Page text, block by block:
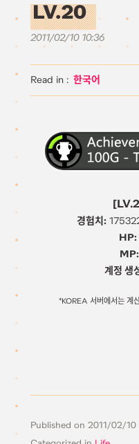
LV.20
2011/02/10 10:36
한국어
경험치:
HP:
MP:
계정 생
*KOREA 서버에서는 계
Published on 2011/02/10